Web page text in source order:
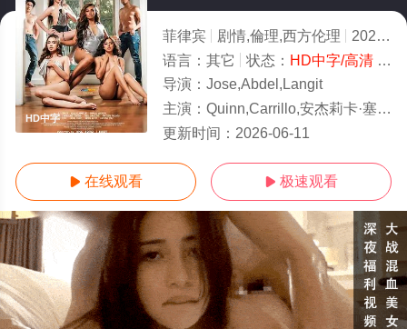
HD中字
菲律宾 剧情,倫理,西方伦理 2023
语言： 其它 状态： HD中字/高清- 免费在线观看
导演： Jose,Abdel,Langit
主演： Quinn,Carrillo,安杰莉卡·塞万提斯,Hershie,De,Leon
更新时间： 2026-06-11
 在线观看  极速观看